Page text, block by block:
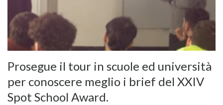
Prosegue il tour in scuole ed università
per conoscere meglio i brief del XXIV
Spot School Award.